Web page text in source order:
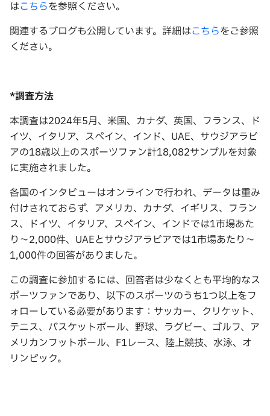
はこちらを参照ください。
関連するブログも公開しています。詳細はこちらをご参照
ください。
*調査方法
本調査は2024年5月、米国、カナダ、英国、フランス、ド
イツ、イタリア、スペイン、インド、UAE、サウジアラビ
アの18歳以上のスポーツファン計18,082サンプルを対象
に実施されました。
各国のインタビューはオンラインで行われ、データは重み
付けされておらず、アメリカ、カナダ、イギリス、フラン
ス、ドイツ、イタリア、スペイン、インドでは1市場あた
り〜2,000件、UAEとサウジアラビアでは1市場あたり〜
1,000件の回答がありました。
この調査に参加するには、回答者は少なくとも平均的なス
ポーツファンであり、以下のスポーツのうち1つ以上をフ
ォローしている必要があります：サッカー、クリケット、
テニス、バスケットボール、野球、ラグビー、ゴルフ、ア
メリカンフットボール、F1レース、陸上競技、水泳、オ
リンピック。